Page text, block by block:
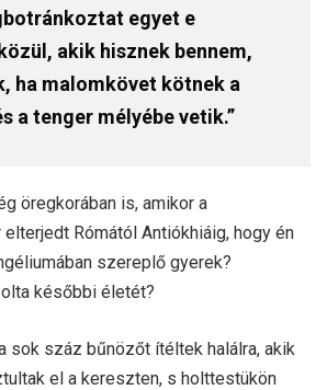
egyet e
akik hisznek bennem,
ha malomkövet kötnek a
a tenger mélyébe vetik.”
öregkorában is, amikor a
Rómától Antiókhiáig, hogy én
szereplő gyerek?
későbbi életét?
sok száz bűnözőt ítéltek halálra, akik
el a kereszten, s holttestükön